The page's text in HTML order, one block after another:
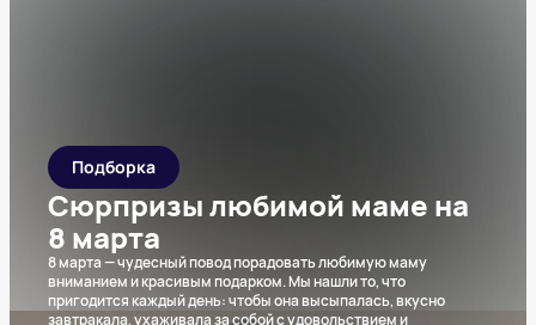
Подборка
Сюрпризы любимой маме на
8 марта
8 марта — чудесный повод порадовать любимую маму
вниманием и красивым подарком. Мы нашли то, что
пригодится каждый день: чтобы она высыпалась, вкусно
завтракала, ухаживала за собой с удовольствием и